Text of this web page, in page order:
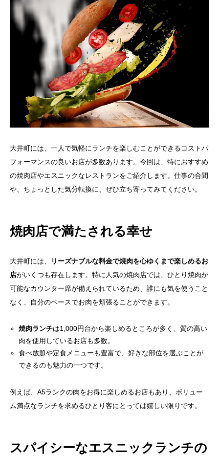
大井町には、一人で気軽にランチを楽しむことができるコストパ
フォーマンスの良いお店が多数あります。今回は、特におすすめ
の焼肉店やエスニックなレストランをご紹介します。仕事の合間
や、ちょっとした気分転換に、ぜひ立ち寄ってみてください。
焼肉店で満たされる幸せ
大井町には、
リーズナブルな料金で焼肉を心ゆくまで楽しめるお
店がいくつも存在します。特に人気の焼肉店では、ひとり焼肉が
可能なカウンター席が備えられているため、誰にも気を使うこと
なく、自分のペースでお肉を頬張ることができます。
焼肉ランチは1,000円台から楽しめるところが多く、質の高い
肉を使用しているお店も多数。
食べ放題や定食メニューも豊富で、好きな部位を選ぶことが
できるのも魅力の一つです。
例えば、A5ランクの肉をお得に楽しめるお店もあり、ボリュー
ム満点なランチを求めるひとり客にとっては嬉しい限りです。
スパイシーなエスニックランチの